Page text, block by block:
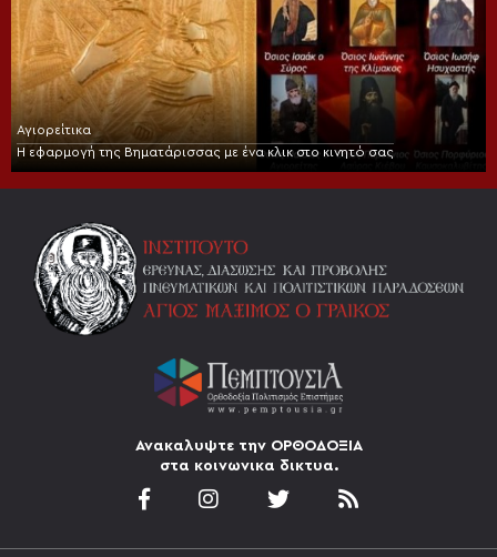
Αγιορείτικα
Η εφαρμογή της Βηματάρισσας με ένα κλικ στο κινητό σας
Ανακαλυψτε την ΟΡΘΟΔΟΞΙΑ
στα κοινωνικα δικτυα.